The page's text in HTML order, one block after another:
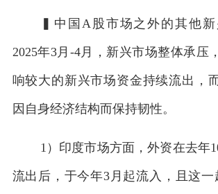
▍中国A股市场之外的其他新
2025年3月-4月，新兴市场整体承压
响较大的新兴市场资金持续流出，
因自身经济结构而保持韧性。
1）印度市场方面，外资在去年
流出后，于今年3月起流入，且这一